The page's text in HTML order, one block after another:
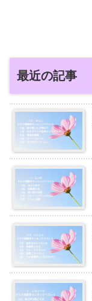
最近の記事